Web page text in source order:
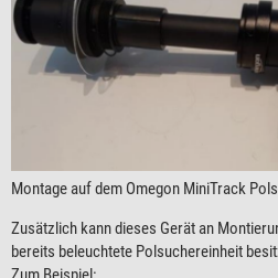
Montage auf dem Omegon MiniTrack
Zusätzlich kann dieses Gerät an
bereits beleuchtete Polsuchereinheit